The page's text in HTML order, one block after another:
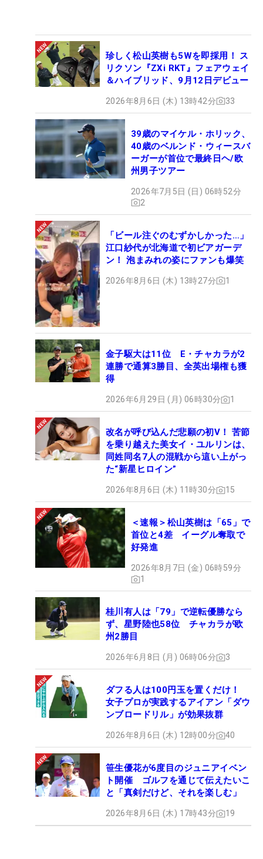
珍しく松山英樹も5Wを即採用！ ス
リクソン『ZXi RKT』フェアウェイ
＆ハイブリッド、9月12日デビュー
2026年8月6日 (木) 13時42分 33
39歳のマイケル・ホリック、
40歳のベルンド・ウィースバ
ーガーが首位で最終日ヘ/欧
州男子ツアー
2026年7月5日 (日) 06時52分
2
「ビール注ぐのむずかしかった…」
江口紗代が北海道で初ビアガーデ
ン！ 泡まみれの姿にファンも爆笑
2026年8月6日 (木) 13時27分 1
金子駆大は11位 E・チャカラが2
連勝で通算3勝目、全英出場権も獲
得
2026年6月29日 (月) 06時30分 1
改名が呼び込んだ悲願の初V！ 苦節
を乗り越えた美女イ・ユルリンは、
同姓同名7人の混戦から這い上がっ
た“新星ヒロイン”
2026年8月6日 (木) 11時30分 15
＜速報＞松山英樹は「65」で
首位と4差 イーグル奪取で
好発進
2026年8月7日 (金) 06時59分
1
桂川有人は「79」で逆転優勝なら
ず、星野陸也58位 チャカラが欧
州2勝目
2026年6月8日 (月) 06時06分 3
ダフる人は100円玉を置くだけ！
女子プロが実践するアイアン「ダウ
ンブロードリル」が効果抜群
2026年8月6日 (木) 12時00分 40
笹生優花が6度目のジュニアイベン
ト開催 ゴルフを通じて伝えたいこ
と「真剣だけど、それを楽しむ」
2026年8月6日 (木) 17時43分 19